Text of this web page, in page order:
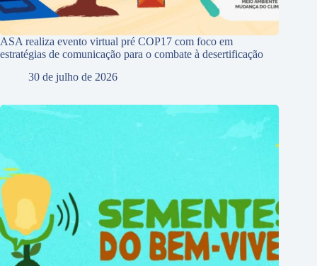
ASA realiza evento virtual pré COP17 com foco em
estratégias de comunicação para o combate à desertificação
30 de julho de 2026